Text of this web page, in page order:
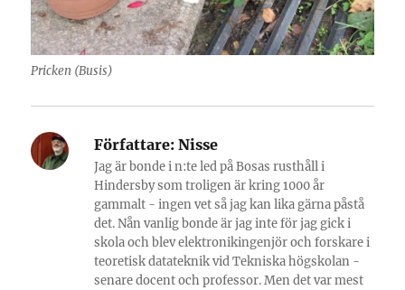
Pricken (Busis)
Författare: Nisse
Jag är bonde i n:te led på Bosas rusthåll i
Hindersby som troligen är kring 1000 år
gammalt - ingen vet så jag kan lika gärna påstå
det. Nån vanlig bonde är jag inte för jag gick i
skola och blev elektronikingenjör och forskare i
teoretisk datateknik vid Tekniska högskolan -
senare docent och professor. Men det var mest